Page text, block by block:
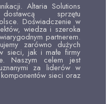
Altaria Solutions
sprzętu
Doświadczenie w
wiedza i szeroka
partnerem.
zarówno dużych
sieci, jak i małe firmy
Naszym celem jest
za liderów w
sieci oraz